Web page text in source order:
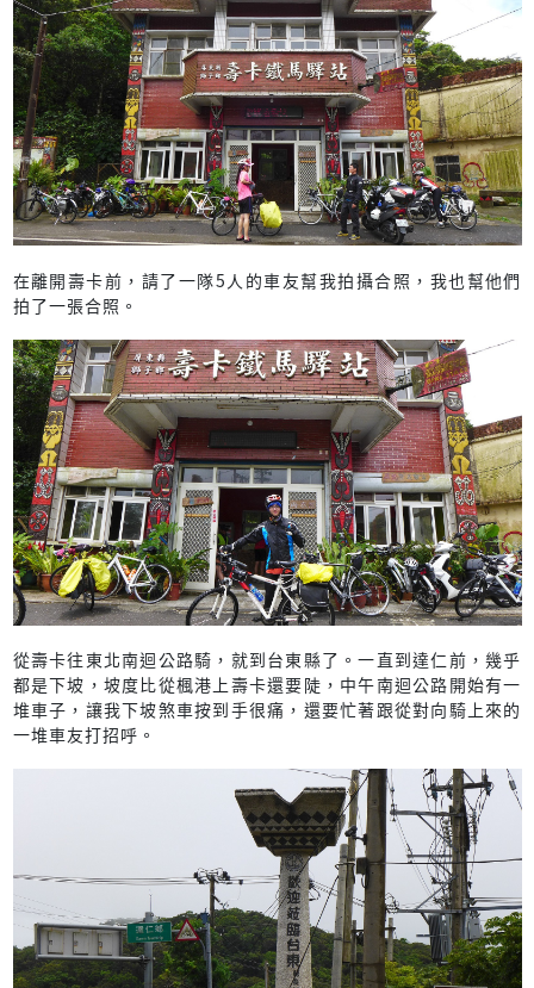
在離開壽卡前，請了一隊5人的車友幫我拍攝合照，我也幫他們
拍了一張合照。
從壽卡往東北南迴公路騎，就到台東縣了。一直到達仁前，幾乎
都是下坡，坡度比從楓港上壽卡還要陡，中午南迴公路開始有一
堆車子，讓我下坡煞車按到手很痛，還要忙著跟從對向騎上來的
一堆車友打招呼。